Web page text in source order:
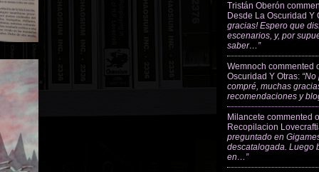
Tristán Oberón
Desde La Oscuridad Y
gracias! Espero que
escenarios, y, por
saber…”
Wemnoch commented
Oscuridad Y Otras:
compré, muchas
recomendaciones y
Milancete commented
Recopilacion
preguntado en
descatalogada. Luego
en…”